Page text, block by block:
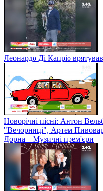
Леонардо Ді Капріо
Новорічні пісні: Антон
"Вечорниці", Артем
Дорна – Музичні прем'єри